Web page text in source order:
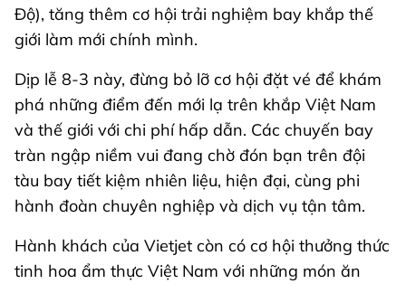
Độ), tăng thêm cơ hội trải nghiệm bay khắp thế
giới làm mới chính mình.
Dịp lễ 8-3 này, đừng bỏ lỡ cơ hội đặt vé để khám
phá những điểm đến mới lạ trên khắp Việt Nam
và thế giới với chi phí hấp dẫn. Các chuyến bay
tràn ngập niềm vui đang chờ đón bạn trên đội
tàu bay tiết kiệm nhiên liệu, hiện đại, cùng phi
hành đoàn chuyên nghiệp và dịch vụ tận tâm.
Hành khách của Vietjet còn có cơ hội thưởng thức
tinh hoa ẩm thực Việt Nam với những món ăn